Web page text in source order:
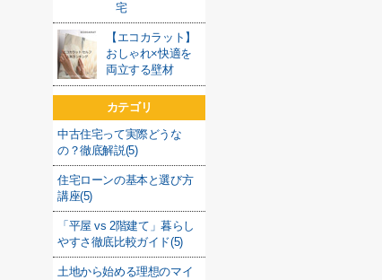
宅
【エコカラット】
おしゃれ×快適を
両立する壁材
カテゴリ
中古住宅って実際どうな
の？徹底解説(5)
住宅ローンの基本と選び方
講座(5)
「平屋 vs 2階建て」暮らし
やすさ徹底比較ガイド(5)
土地から始める理想のマイ